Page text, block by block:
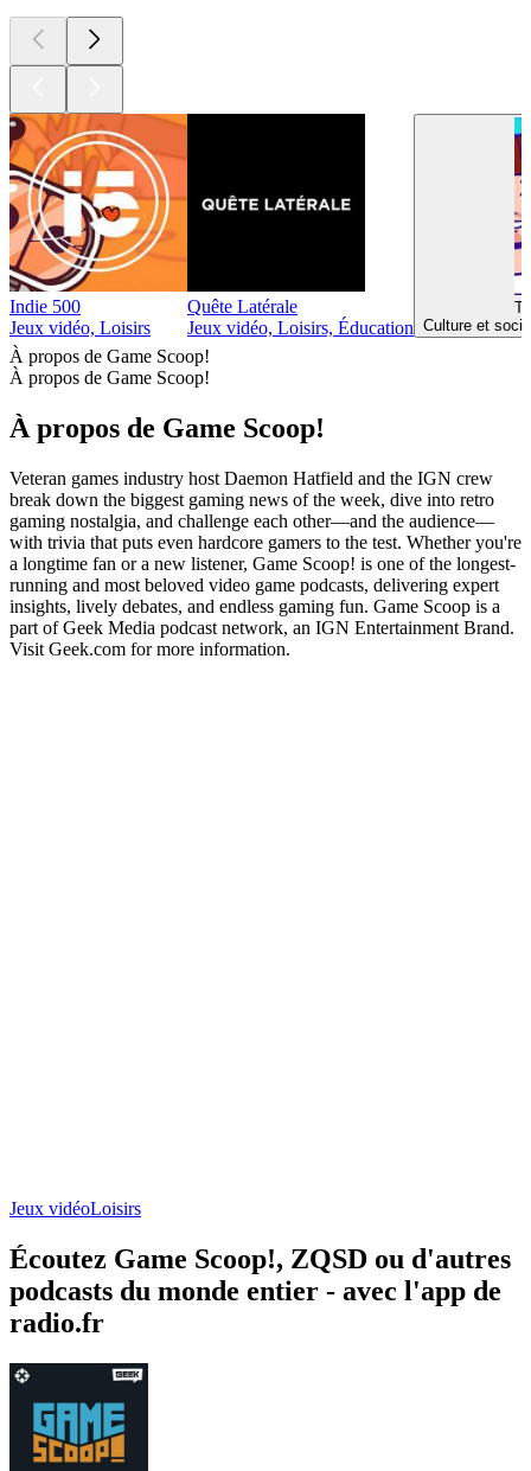
Indie 500
Jeux vidéo, Loisirs
Quête Latérale
Jeux vidéo, Loisirs, Éducation Culture et
À propos de Game Scoop!
À propos de Game Scoop!
À propos de Game Scoop!
Veteran games industry host Daemon Hatfield and the IGN crew
break down the biggest gaming news of the week, dive into retro
gaming nostalgia, and challenge each other—and the audience—
with trivia that puts even hardcore gamers to the test. Whether you're
a longtime fan or a new listener, Game Scoop! is one of the longest-
running and most beloved video game podcasts, delivering expert
insights, lively debates, and endless gaming fun. Game Scoop is a
part of Geek Media podcast network, an IGN Entertainment Brand.
Visit Geek.com for more information.
Jeux vidéoLoisirs
Écoutez Game Scoop!, ZQSD ou d'autres
podcasts du monde entier - avec l'app de
radio.fr